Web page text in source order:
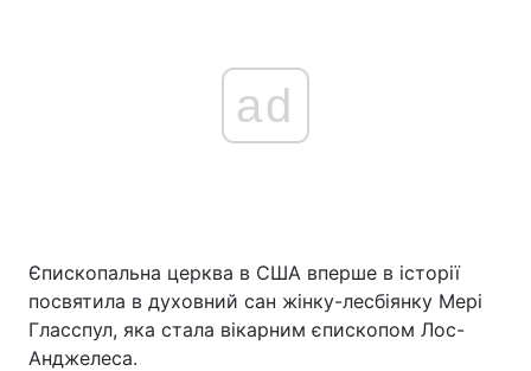
ad
Єпископальна церква в США вперше в історії
посвятила в духовний сан жінку-лесбіянку Мері
Гласспул, яка стала вікарним єпископом Лос-
Анджелеса.